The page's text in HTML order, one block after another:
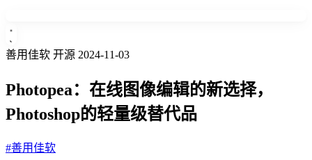
善用佳软 开源 2024-11-03
Photopea：在线图像编辑的新选择，
Photoshop的轻量级替代品
#善用佳软